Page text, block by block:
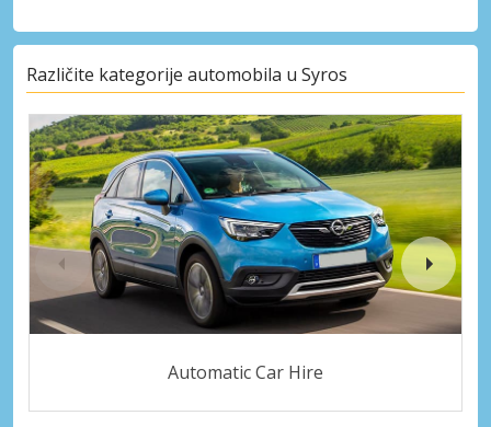
Različite kategorije automobila u Syros
Automatic Car Hire